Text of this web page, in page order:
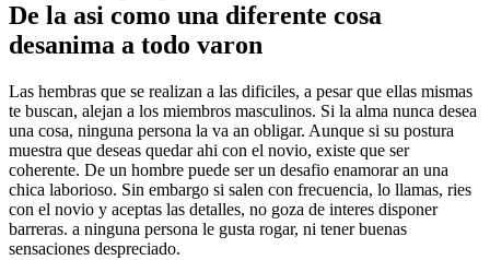
De la asi­ como una diferente cosa
desanima a todo varon
Las hembras que se realizan a las dificiles, a pesar que ellas mismas
te buscan, alejan a los miembros masculinos. Si la alma nunca desea
una cosa, ninguna persona la va an obligar. Aunque si su postura
muestra que deseas quedar ahi con el novio, existe que ser
coherente. De un hombre puede ser un desafio enamorar an una
chica laborioso. Sin embargo si salen con frecuencia, lo llamas, ries
con el novio y aceptas las detalles, no goza de interes disponer
barreras. a ninguna persona le gusta rogar, ni tener buenas
sensaciones despreciado.